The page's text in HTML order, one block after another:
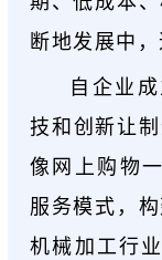
断地发展中
自企业
技和创新让
像网上购物
服务模式，
机械加工行